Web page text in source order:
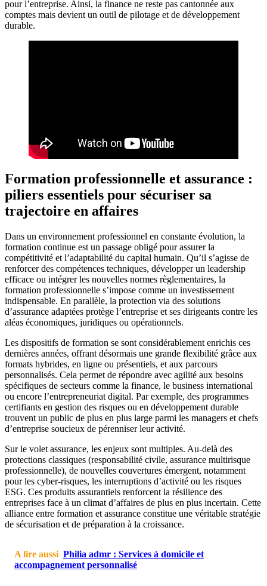
pour l’entreprise. Ainsi, la finance ne reste pas cantonnée aux
comptes mais devient un outil de pilotage et de développement
durable.
Formation professionnelle et assurance :
piliers essentiels pour sécuriser sa
trajectoire en affaires
Dans un environnement professionnel en constante évolution, la
formation continue est un passage obligé pour assurer la
compétitivité et l’adaptabilité du capital humain. Qu’il s’agisse de
renforcer des compétences techniques, développer un leadership
efficace ou intégrer les nouvelles normes règlementaires, la
formation professionnelle s’impose comme un investissement
indispensable. En parallèle, la protection via des solutions
d’assurance adaptées protège l’entreprise et ses dirigeants contre les
aléas économiques, juridiques ou opérationnels.
Les dispositifs de formation se sont considérablement enrichis ces
dernières années, offrant désormais une grande flexibilité grâce aux
formats hybrides, en ligne ou présentiels, et aux parcours
personnalisés. Cela permet de répondre avec agilité aux besoins
spécifiques de secteurs comme la finance, le business international
ou encore l’entrepreneuriat digital. Par exemple, des programmes
certifiants en gestion des risques ou en développement durable
trouvent un public de plus en plus large parmi les managers et chefs
d’entreprise soucieux de pérenniser leur activité.
Sur le volet assurance, les enjeux sont multiples. Au-delà des
protections classiques (responsabilité civile, assurance multirisque
professionnelle), de nouvelles couvertures émergent, notamment
pour les cyber-risques, les interruptions d’activité ou les risques
ESG. Ces produits assurantiels renforcent la résilience des
entreprises face à un climat d’affaires de plus en plus incertain. Cette
alliance entre formation et assurance constitue une véritable stratégie
de sécurisation et de préparation à la croissance.
A lire aussi Philia admr : Services à domicile et
accompagnement personnalisé